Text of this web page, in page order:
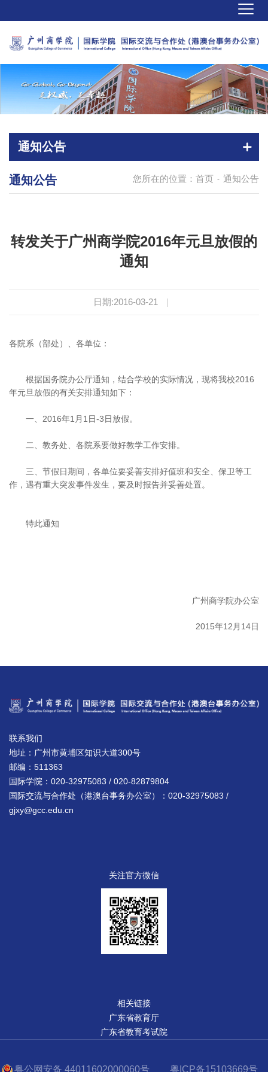
通知公告
您所在的位置： 首页 - 通知公告
通知公告
转发关于广州商学院2016年元旦放假的
通知
日期:2016-03-21 |
各院系（部处）、各单位：
根据国务院办公厅通知，结合学校的实际情况，现将我校2016
年元旦放假的有关安排通知如下：
一、2016年1月1日-3日放假。
二、教务处、各院系要做好教学工作安排。
三、节假日期间，各单位要妥善安排好值班和安全、保卫等工
作，遇有重大突发事件发生，要及时报告并妥善处置。
特此通知
广州商学院办公室
2015年12月14日
联系我们
地址：广州市黄埔区知识大道300号
邮编：511363
国际学院：020-32975083 / 020-82879804
国际交流与合作处（港澳台事务办公室）：020-32975083 /
gjxy@gcc.edu.cn
关注官方微信
相关链接
广东省教育厅
广东省教育考试院
粤公网安备 44011602000060号 粤ICP备15103669号